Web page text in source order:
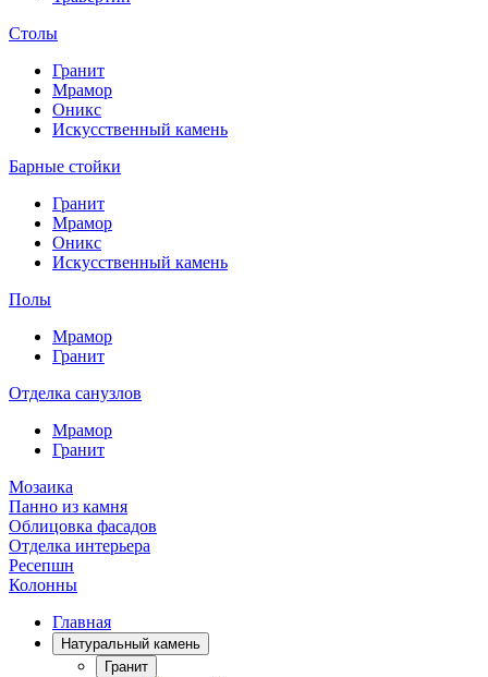
Столы
Гранит
Мрамор
Оникс
Искусственный камень
Барные стойки
Гранит
Мрамор
Оникс
Искусственный камень
Полы
Мрамор
Гранит
Отделка санузлов
Мрамор
Гранит
Мозаика
Панно из камня
Облицовка фасадов
Отделка интерьера
Ресепшн
Колонны
Главная
Натуральный камень
Гранит